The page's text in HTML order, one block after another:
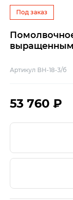
Под заказ
Артикул ВН-18-3/б
53 760 ₽